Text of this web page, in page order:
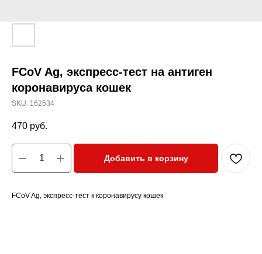
FCoV Ag, экспресс-тест на антиген
коронавируса кошек
SKU: 162534
470 руб.
Добавить в корзину
FCoV Ag, экспресс-тест к коронавирусу кошек